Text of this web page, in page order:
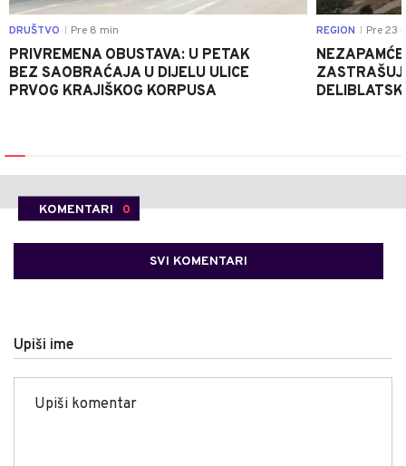
DRUŠTVO Pre 8 min
PRIVREMENA OBUSTAVA: U PETAK
BEZ SAOBRAĆAJA U DIJELU ULICE
PRVOG KRAJIŠKOG KORPUSA
REGION Pre 23
KOMENTARI 0
SVI KOMENTARI
Upiši ime